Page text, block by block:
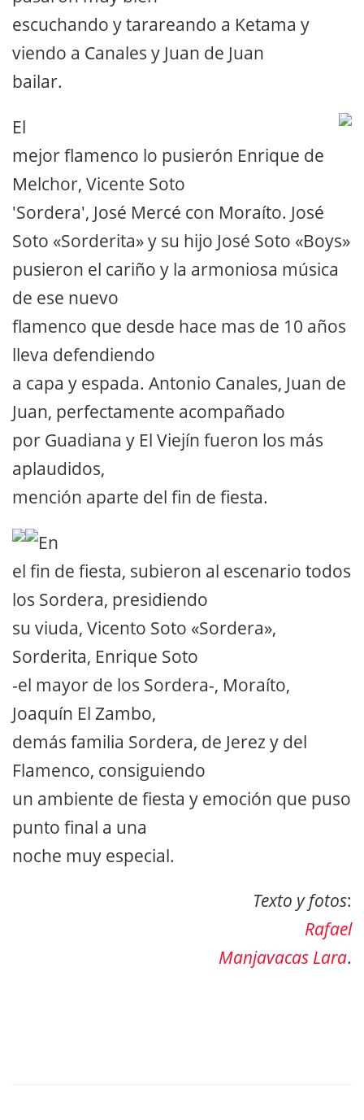
escuchando y tarareando a Ketama y
viendo a Canales y Juan de Juan
bailar.
El
mejor flamenco lo pusierón Enrique de
Melchor, Vicente Soto
'Sordera', José Mercé con Moraíto. José
Soto «Sorderita» y su hijo José Soto «Boys»
pusieron el cariño y la armoniosa música
de ese nuevo
flamenco que desde hace mas de 10 años
lleva defendiendo
a capa y espada. Antonio Canales, Juan de
Juan, perfectamente acompañado
por Guadiana y El Viejín fueron los más
aplaudidos,
mención aparte del fin de fiesta.
En
el fin de fiesta, subieron al escenario todos
los Sordera, presidiendo
su viuda, Vicento Soto «Sordera»,
Sorderita, Enrique Soto
-el mayor de los Sordera-, Moraíto,
Joaquín El Zambo,
demás familia Sordera, de Jerez y del
Flamenco, consiguiendo
un ambiente de fiesta y emoción que puso
punto final a una
noche muy especial.
Texto y fotos:
Rafael
Manjavacas Lara.